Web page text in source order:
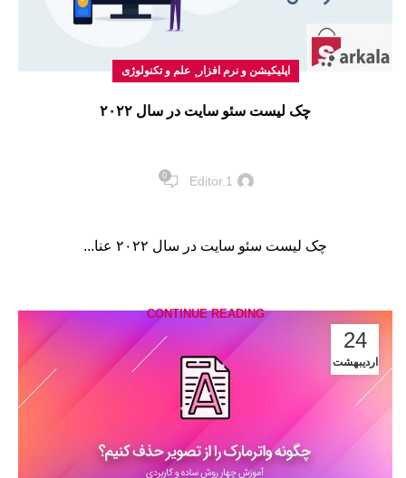
اپلیکیشن و نرم افزار ,علم و تکنولوژی
چک لیست سئو سایت در سال ۲۰۲۲
Editor.1
0
چک لیست سئو سایت در سال ۲۰۲۲ عنا...
CONTINUE READING
24
اردیبهشت